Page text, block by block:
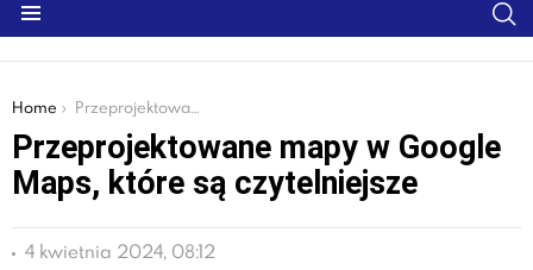
You are here:
Home Przeprojektowane mapy w Google Maps, które są czytelniejsze
Przeprojektowane mapy w Google
Maps, które są czytelniejsze
4 kwietnia 2024, 08:12